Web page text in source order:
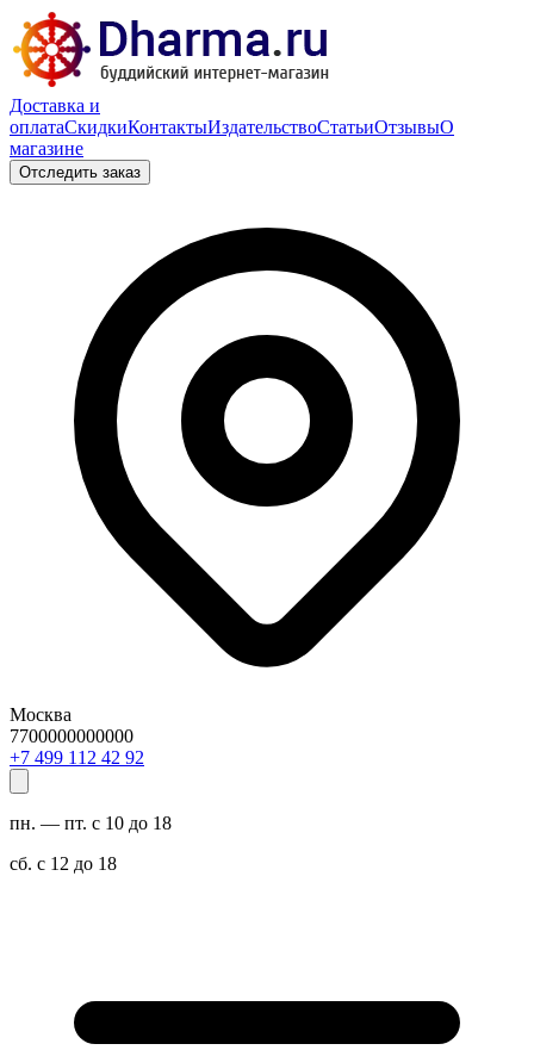
Доставка и
оплатаСкидкиКонтактыИздательствоСтатьиОтзывыО
магазине
Отследить заказ
Москва
7700000000000
29 24 211 994 7+
пн. — пт. с 10 до 18
сб. с 12 до 18